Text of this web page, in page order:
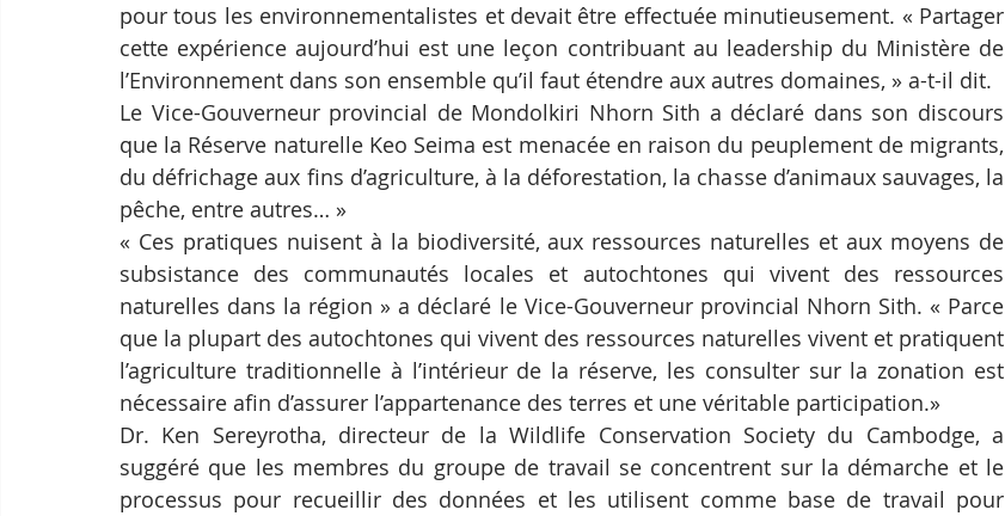
pour tous les environnementalistes et devait être effectuée minutieusement. « Partager
cette expérience aujourd’hui est une leçon contribuant au leadership du Ministère de
l’Environnement dans son ensemble qu’il faut étendre aux autres domaines, » a-t-il dit.
Le Vice-Gouverneur provincial de Mondolkiri Nhorn Sith a déclaré dans son discours
que la Réserve naturelle Keo Seima est menacée en raison du peuplement de migrants,
du défrichage aux fins d’agriculture, à la déforestation, la chasse d’animaux sauvages, la
pêche, entre autres… »
« Ces pratiques nuisent à la biodiversité, aux ressources naturelles et aux moyens de
subsistance des communautés locales et autochtones qui vivent des ressources
naturelles dans la région » a déclaré le Vice-Gouverneur provincial Nhorn Sith. « Parce
que la plupart des autochtones qui vivent des ressources naturelles vivent et pratiquent
l’agriculture traditionnelle à l’intérieur de la réserve, les consulter sur la zonation est
nécessaire afin d’assurer l’appartenance des terres et une véritable participation.»
Dr. Ken Sereyrotha, directeur de la Wildlife Conservation Society du Cambodge, a
suggéré que les membres du groupe de travail se concentrent sur la démarche et le
processus pour recueillir des données et les utilisent comme base de travail pour